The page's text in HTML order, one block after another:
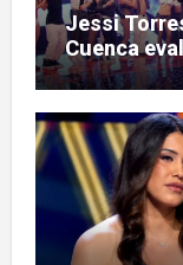
Jessi
Cuenca